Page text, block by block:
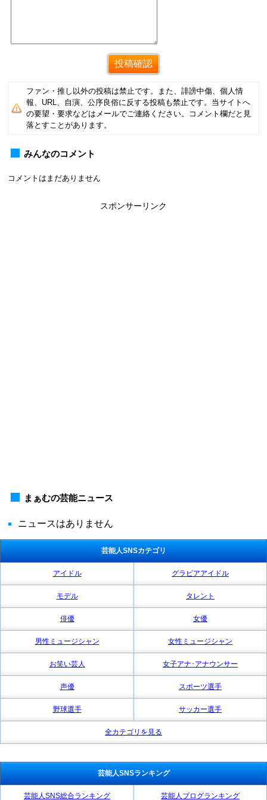
ファン・推し以外の投稿は禁止です。また、誹謗中傷、個人情
報、URL、自演、公序良俗に反する投稿も禁止です。当サイトへ
の要望・要求などはメールでご連絡ください。コメント欄だと見
落とすことがあります。
みんなのコメント
コメントはまだありません
スポンサーリンク
まぁむの芸能ニュース
ニュースはありません
芸能人SNSカテゴリ
アイドル グラビアアイドル
モデル タレント
俳優 女優
男性ミュージシャン 女性ミュージシャン
お笑い芸人 女子アナ･アナウンサー
声優 スポーツ選手
野球選手 サッカー選手
全カテゴリを見る
芸能人SNSランキング
芸能人SNS総合ランキング 芸能人ブログランキング